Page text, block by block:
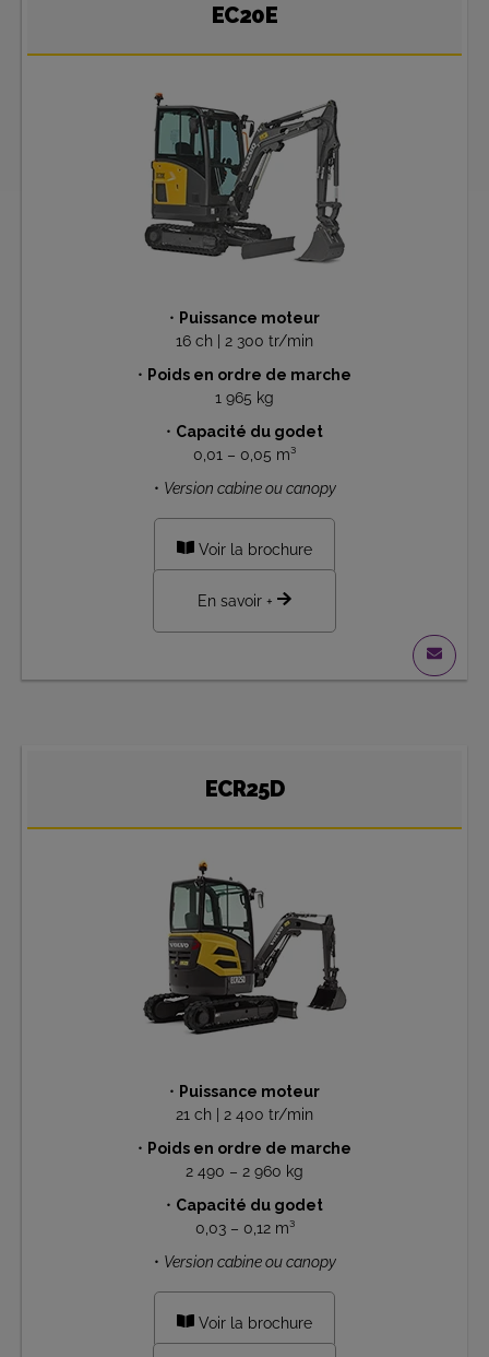
EC20E
• Puissance moteur
16 ch | 2 300 tr/min
• Poids en ordre de marche
1 965 kg
• Capacité du godet
0,01 – 0,05 m³
• Version cabine ou canopy
Voir la brochure
En savoir +
ECR25D
• Puissance moteur
21 ch | 2 400 tr/min
• Poids en ordre de marche
2 490 – 2 960 kg
• Capacité du godet
0,03 – 0,12 m³
• Version cabine ou canopy
Voir la brochure